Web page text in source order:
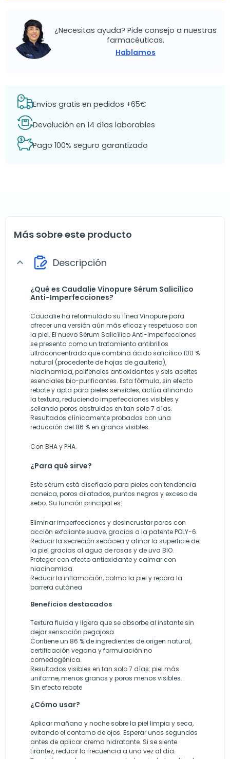
¿Necesitas ayuda? Pide consejo a nuestras
farmacéuticas.
Hablamos
Envíos gratis en pedidos +65€
Devolución en 14 días laborables
Pago 100% seguro garantizado
Más sobre este producto
expand_more Descripción
¿Qué es Caudalie Vinopure Sérum Salicílico
Anti-Imperfecciones?
Caudalie ha reformulado su línea Vinopure para
ofrecer una versión aún más eficaz y respetuosa con
la piel. El nuevo Sérum Salicílico Anti-Imperfecciones
se presenta como un tratamiento antibrillos
ultraconcentrado que combina ácido salicílico 100 %
natural (procedente de hojas de gaulteria),
niacinamida, polifenoles antioxidantes y seis aceites
esenciales bio-purificantes. Esta fórmula, sin efecto
rebote y apta para pieles sensibles, actúa afinando
la textura, reduciendo imperfecciones visibles y
sellando poros obstruidos en tan solo 7 días.
Resultados clínicamente probados con una
reducción del 86 % en granos visibles.
Con BHA y PHA.
¿Para qué sirve?
Este sérum está diseñado para pieles con tendencia
acneica, poros dilatados, puntos negros y exceso de
sebo. Su función principal es:
Eliminar imperfecciones y desincrustar poros con
acción exfoliante suave, gracias a la patente POLY-6.
Reducir la secreción sebácea y afinar la superficie de
la piel gracias al agua de rosas y de uva BIO.
Proteger con efecto antioxidante y calmar con
niacinamida.
Reducir la inflamación, calma la piel y repara la
barrera cutánea
Beneficios destacados
Textura fluida y ligera que se absorbe al instante sin
dejar sensación pegajosa.
Contiene un 86 % de ingredientes de origen natural,
certificación vegana y formulación no
comedogénica.
Resultados visibles en tan solo 7 días: piel más
uniforme, menos granos y poros menos visibles.
Sin efecto rebote
¿Cómo usar?
Aplicar mañana y noche sobre la piel limpia y seca,
evitando el contorno de ojos. Esperar unos segundos
antes de aplicar crema hidratante. Si se siente
tirantez, reducir la frecuencia a una vez al día.